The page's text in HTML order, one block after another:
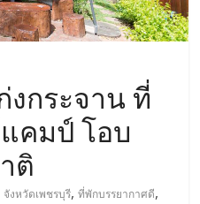
งกระจาน ที่
คมป์ โอบ
ติ
จังหวัดเพชรบุรี,ที่พักบรรยากาศดี,